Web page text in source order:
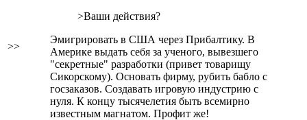
>>
>Ваши действия?
Эмигрировать в США через Прибалтику. В
Америке выдать себя за ученого, вывезшего
"секретные" разработки (привет товарищу
Сикорскому). Основать фирму, рубить бабло с
госзаказов. Создавать игровую индустрию с
нуля. К концу тысячелетия быть всемирно
известным магнатом. Профит же!